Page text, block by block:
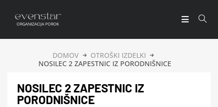
DOMOV
OTROŠKI IZDELKI
NOSILEC 2 ZAPESTNIC IZ PORODNIŠNICE
NOSILEC 2 ZAPESTNIC IZ
PORODNIŠNICE